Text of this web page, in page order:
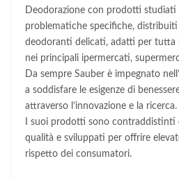
Deodorazione con prodotti studiati
problematiche specifiche,
deodoranti delicati, adatti per tutta
nei principali ipermercati,
Da sempre Sauber è impegnato
a soddisfare le esigenze di
attraverso l’innovazione e la ricerca.
I suoi prodotti sono contraddistinti
qualità e sviluppati per offrire
rispetto dei consumatori.